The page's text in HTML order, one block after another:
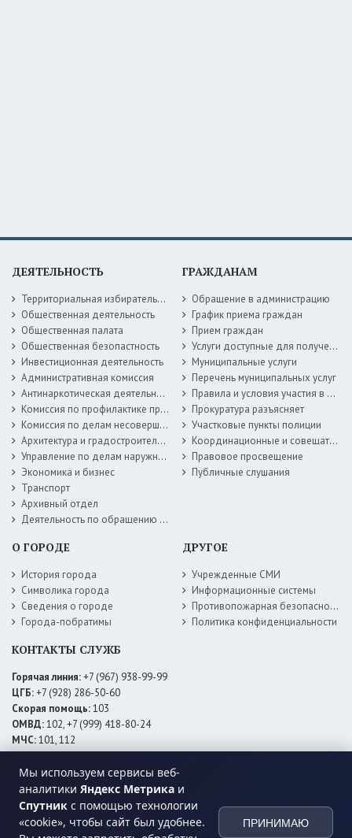
Мы используем сервисы веб-
аналитики Яндекс Метрика и
Спутник с помощью технологии
«cookie», чтобы сайт был удобнее.
ПРИНИМАЮ
ДЕЯТЕЛЬНОСТЬ
Территориальная избирательная комиссия
Общественная деятельность
Общественная палата
Общественная безопастность
Инвестиционная деятельность
Административная комиссия
Антинаркотическая деятельность
Комиссия по профилактике правонарушений
Комиссия по делам несовершеннолетних
Архитектура и градостроительство
Управление по делам наружной рекламы
Экономика и бизнес
Транспорт
Архивный отдел
Деятельность по обращению с животными без владельцев
ГРАЖДАНАМ
Обращение в администрацию
График приема граждан
Прием граждан
Услуги доступные для получения в электронной форме
Муниципальные услуги
Перечень муниципальных услуг
Правила и условия участия в жилищных программах
Прокуратура разъясняет
Участковые пункты полиции
Координационные и совещательные органы
Правовое просвещение
Публичные слушания
О ГОРОДЕ
История города
Символика города
Сведения о городе
Города-побратимы
ДРУГОЕ
Учрежденные СМИ
Информационные системы
Противопожарная безопасность
Политика конфиденциальности
КОНТАКТЫ СЛУЖБ
Горячая линия:+7 (967) 938-99-99
ЦГБ:+7 (928) 286-50-60
Скорая помощь:103
ОМВД:102, +7 (999) 418-80-24
МЧС:101, 112
ЕДДС:+7 (928) 576-09-83
Электросети:+7 (800) 220-02-20
Даггаз:+7 (928) 980-64-04
Горводоснаб: +7 (928) 559-59-74
Теплоснаб: +7 (928) 873-27-09
МФЦ:+7 (938) 777-82-44